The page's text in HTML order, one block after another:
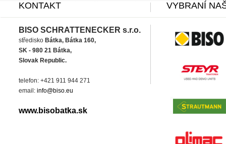
KONTAKT
BISO SCHRATTENECKER s.r.o.
středisko Bátka, Bátka 160,
SK - 980 21 Bátka,
Slovak Republic.
telefon: +421 911 944 271
email: info@biso.eu
www.bisobatka.sk
VYBRANÍ